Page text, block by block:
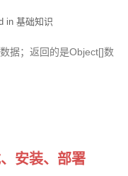
in 基础知识
据；返回的是Object[]数
安装、部署